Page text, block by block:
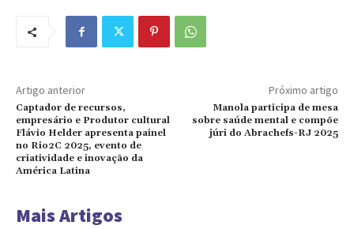
Artigo anterior
Captador de recursos,
empresário e Produtor cultural
Flávio Helder apresenta painel
no Rio2C 2025, evento de
criatividade e inovação da
América Latina
Próximo artigo
Manola participa de mesa
sobre saúde mental e compõe
júri do Abrachefs-RJ 2025
Mais Artigos